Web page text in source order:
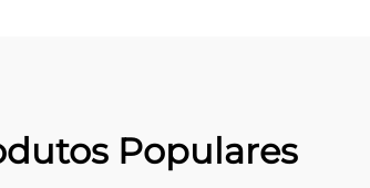
Populares